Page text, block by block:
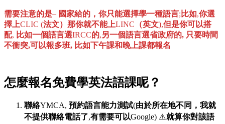
需要注意的是– 國家給的，你只能選擇學一種語言; 比如,你選
擇上CLIC (法文）那你就不能上LINC （英文),但是你可以搭
配, 比如一個語言選IRCC的,另一個語言選省政府的, 只要時間
不衝突,可以報多班, 比如下午課和晚上課都報名
怎麼報名免費學英法語課呢？
聯絡YMCA, 預約語言能力測試(由於所在地不同，我就
不提供聯絡電話了,有需要可以Google) ⚠️就算你對該語